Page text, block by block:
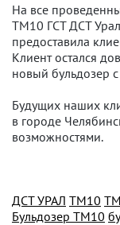
На все
ТМ10 ГСТ ДСТ
предоставила
Клиент остался
новый бульдозер
Будущих наших
в городе
возможностями.
ДСТ УРАЛ ТМ10
Бульдозер ТМ10